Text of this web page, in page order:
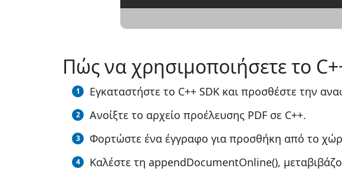
Πώς να χρησιμοποιήσετε το
Εγκαταστήστε το C++ SDK και προσθέστε την
Ανοίξτε το αρχείο προέλευσης PDF σε C++.
Φορτώστε ένα έγγραφο για προσθήκη από το
Καλέστε τη appendDocumentOnline(),